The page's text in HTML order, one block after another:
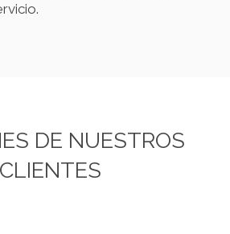
DE NUESTROS
CLIENTES